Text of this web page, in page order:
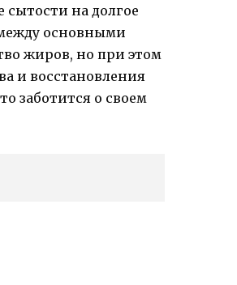
сытости на долгое
основными
жиров, но при этом
и восстановления
заботится о своем